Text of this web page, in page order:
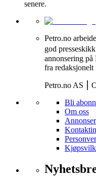
senere.
Petro.no
god
annonsering
fra redaksjonelt
Petro.no AS ⎮
Bli
Om oss